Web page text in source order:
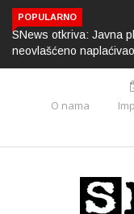
POPULARNO
SNews otkriva: Javna
neovlašćeno
O nama